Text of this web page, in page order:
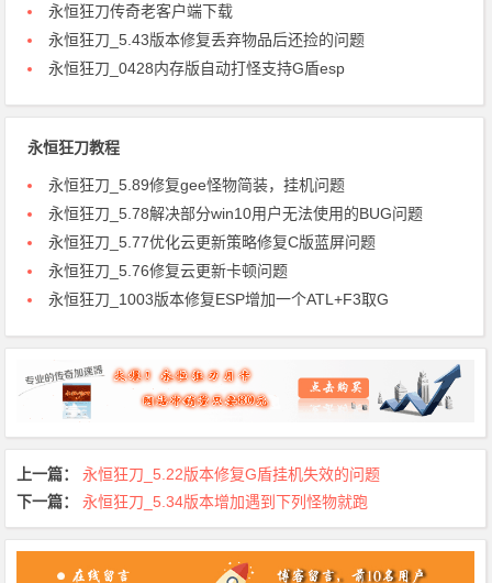
永恒狂刀传奇老客户端下载
永恒狂刀_5.43版本修复丢弃物品后还捡的问题
永恒狂刀_0428内存版自动打怪支持G盾esp
永恒狂刀教程
永恒狂刀_5.89修复gee怪物简装，挂机问题
永恒狂刀_5.78解决部分win10用户无法使用的BUG问题
永恒狂刀_5.77优化云更新策略修复C版蓝屏问题
永恒狂刀_5.76修复云更新卡顿问题
永恒狂刀_1003版本修复ESP增加一个ATL+F3取G
上一篇：
永恒狂刀_5.22版本修复G盾挂机失效的问题
下一篇：
永恒狂刀_5.34版本增加遇到下列怪物就跑